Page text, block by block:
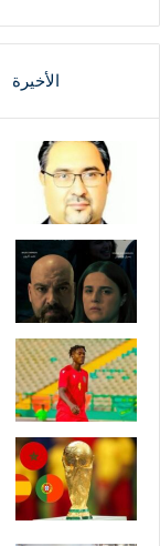
الأخيرة